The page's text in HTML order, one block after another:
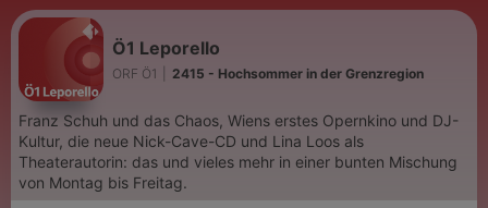
Ö1 Leporello
ORF Ö1 2415 - Hochsommer in der Grenzregion
Franz Schuh und das Chaos, Wiens erstes Opernkino und DJ-
Kultur, die neue Nick-Cave-CD und Lina Loos als
Theaterautorin: das und vieles mehr in einer bunten Mischung
von Montag bis Freitag.